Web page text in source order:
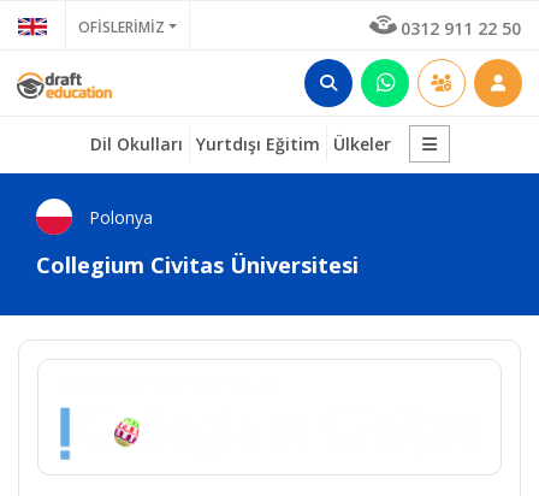
OFİSLERİMİZ 0312 911 22 50
Dil Okulları Yurtdışı Eğitim Ülkeler
Polonya
Collegium Civitas Üniversitesi